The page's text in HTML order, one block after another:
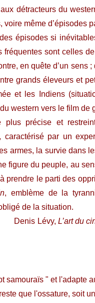
détracteurs du
même d’épisodes
épisodes si
sont celles
en quête d’un sens
grands éleveurs et
et les Indiens
western vers le film de
plus précise et
, caractérisé par un
armes, la survie dans
figure du peuple, au
prendre le parti des
, emblème de la
de la situation.
L’art du
samouraïs " et l'adapte
que l'ossature, soit